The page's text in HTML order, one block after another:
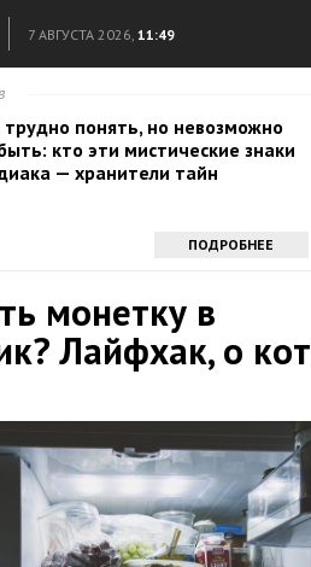
7 АВГУСТА 2026, 11:49
трудно понять, но невозможно
кто эти мистические знаки
— хранители тайн
ПОДРОБНЕЕ
монетку в
Лайфхак, о